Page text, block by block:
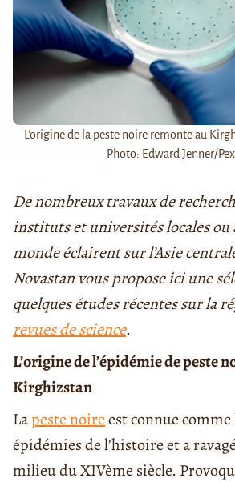
L'origine de la peste noire remonte au
Photo: Edward Jenner/
De nombreux travaux de
instituts et universités locales ou
monde éclairent sur l’Asie
Novastan vous propose ici une
quelques études récentes sur la
revues de science.
L’origine de l’épidémie de peste
Kirghizstan
Lapeste noireest connue comme
épidémies de l’histoire et a
milieu du XIVème siècle.